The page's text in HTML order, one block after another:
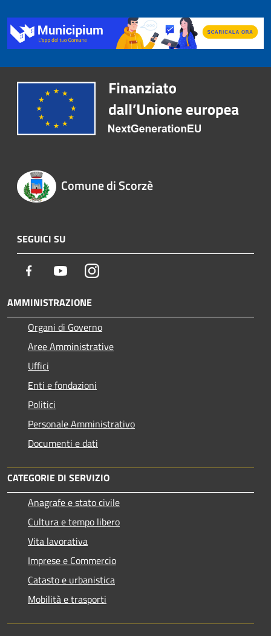
Comune di Scorzè
SEGUICI SU
Facebook YoutubeInstagram
AMMINISTRAZIONE
Organi di Governo
Aree Amministrative
Uffici
Enti e fondazioni
Politici
Personale Amministrativo
Documenti e dati
CATEGORIE DI SERVIZIO
Anagrafe e stato civile
Cultura e tempo libero
Vita lavorativa
Imprese e Commercio
Catasto e urbanistica
Mobilità e trasporti